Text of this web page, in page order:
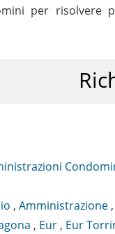
per risolvere
, Amministrazione ,
, Eur , Eur